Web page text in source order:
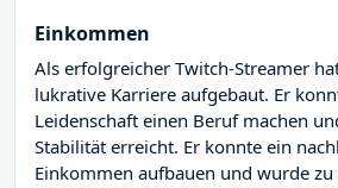
Einkommen
Als erfolgreicher Twitch-Streamer
lukrative Karriere aufgebaut. Er
Leidenschaft einen Beruf machen
Stabilität erreicht. Er konnte ein
Einkommen aufbauen und wurde zu